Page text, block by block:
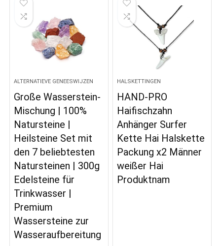
ALTERNATIEVE GENEESWIJZEN
Große Wasserstein-
Mischung | 100%
Natursteine |
Heilsteine Set mit
den 7 beliebtesten
Natursteinen | 300g
Edelsteine für
Trinkwasser |
Premium
Wassersteine zur
Wasseraufbereitung
HALSKETTINGEN
HAND-PRO
Haifischzahn
Anhänger Surfer
Kette Hai Halskette
Packung x2 Männer
weißer Hai
Produktnam